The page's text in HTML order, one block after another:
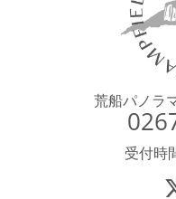
荒船パノラ
受付時